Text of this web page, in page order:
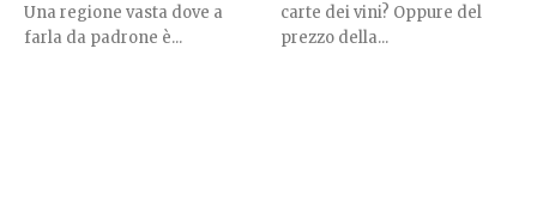
Una regione vasta dove a
farla da padrone è...
carte dei vini? Oppure del
prezzo della...